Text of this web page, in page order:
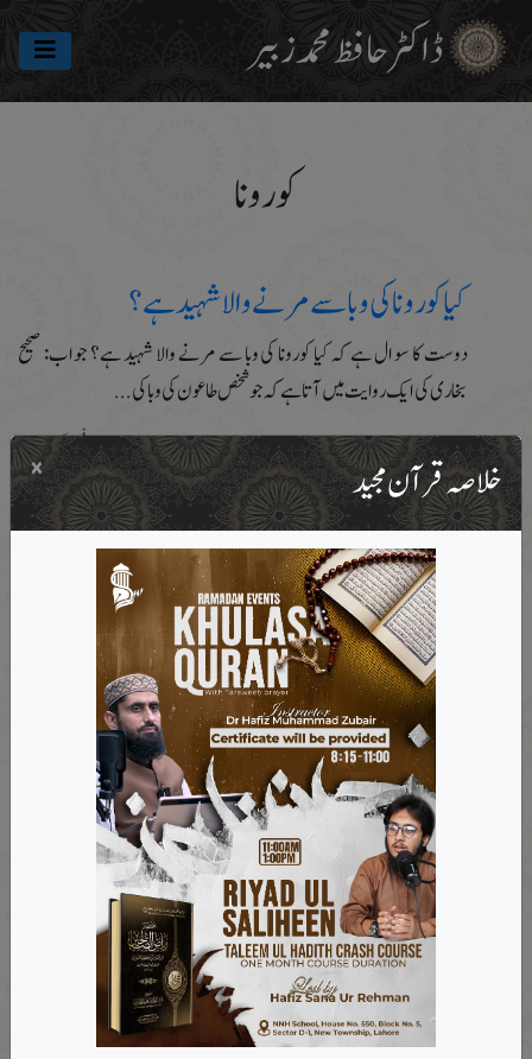
ڈاکٹرحافظ محمد زبیر
کورونا
کیا کورونا کی وبا سے مرنے والا شہید ہے ؟
دوست کا سوال ہے کہ کیا کورونا کی وبا سے مرنے والا شہید ہے؟ جواب: صحیح
بخاری کی ایک روایت میں آتا ہے کہ جو شخص طاعون کی وبا کی...
۲۶ مارچ، ۲۰۲۰ فیس بک پوسٹ
کیا کورونا وائرس کے سبب میت کی لاش کو جلا دینا جائز
ہے؟
بعض دوستوں نے یہ سوال پیدا کیا ہے کہ اگر کورونا وائرس کے مریض کی وفات
ہو جائے اور میت کو غسل دینے یا اس کے کفن دفن یا نماز...
کورونا وائرس کے سبب بے وقت اذان کہنا
کافی سارے دوستوں نے سوال کیا ہے کہ رات گئے دس ساڑھے دس بجے کورونا
وائرس کی وبا اور مصیبت میں اللہ کی مدد حاصل کرنے کے لیے پاکستان کے...
کرونا وائرس کی وباء کی وجہ سے مساجد کو بند کرنا
خلاصہ قرآن مجید ×